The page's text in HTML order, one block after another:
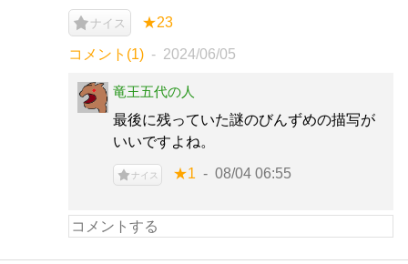
ナイス ★23
コメント(1) 2024/06/05
竜王五代の人
最後に残っていた謎のびんずめの描写が
いいですよね。
ナイス ★1 08/04 06:55